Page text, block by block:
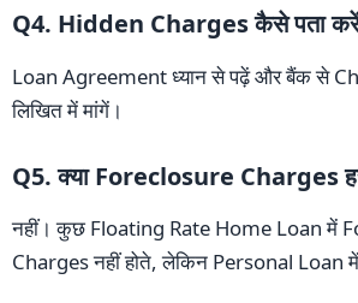
Q4. Hidden Charges कैसे पता
Loan Agreement ध्यान से पढ़ें और बैंक से
लिखित में मांगें।
Q5. क्या Foreclosure Charges
नहीं। कुछ Floating Rate Home Loan में
Charges नहीं होते, लेकिन Personal Loan